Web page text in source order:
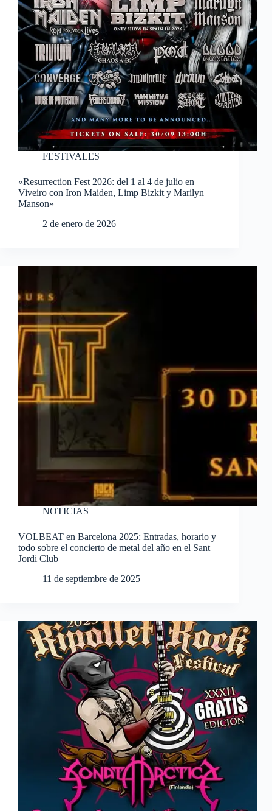
FESTIVALES
«Resurrection Fest 2026: del 1 al 4 de julio en
Viveiro con Iron Maiden, Limp Bizkit y Marilyn
Manson»
2 de enero de 2026
NOTICIAS
VOLBEAT en Barcelona 2025: Entradas, horario y
todo sobre el concierto de metal del año en el Sant
Jordi Club
11 de septiembre de 2025